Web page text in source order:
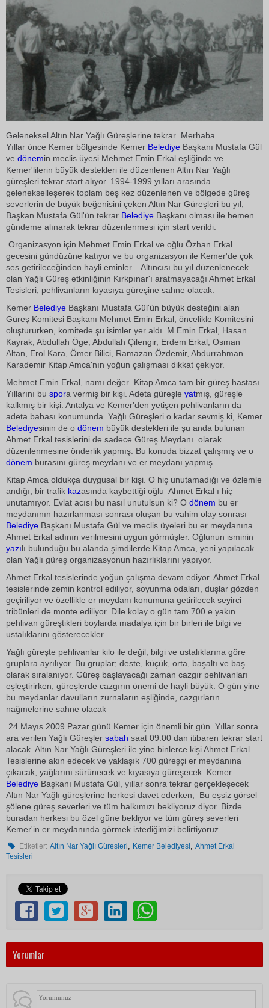
Geleneksel Altın Nar Yağlı Güreşlerine tekrar  Merhaba 
Yıllar önce Kemer bölgesinde Kemer Belediye Başkanı Mustafa Gül
ve dönemin meclis üyesi Mehmet Emin Erkal eşliğinde ve
Kemer'lilerin büyük destekleri ile düzenlenen Altın Nar Yağlı
güreşleri tekrar start alıyor. 1994-1999 yılları arasında
gelenekselleşerek toplam beş kez düzenlenen ve bölgede güreş
severlerin de büyük beğenisini çeken Altın Nar Güreşleri bu yıl,
Başkan Mustafa Gül'ün tekrar Belediye Başkanı olması ile hemen
gündeme alınarak tekrar düzenlenmesi için start verildi.
Organizasyon için Mehmet Emin Erkal ve oğlu Özhan Erkal
gecesini gündüzüne katıyor ve bu organizasyon ile Kemer'de çok
ses getirileceğinden hayli eminler... Altıncısı bu yıl düzenlenecek
olan Yağlı Güreş etkinliğinin Kırkpınar'ı aratmayacağı Ahmet Erkal
Tesisleri, pehlivanların kıyasıya güreşine sahne olacak.
Kemer Belediye Başkanı Mustafa Gül'ün büyük desteğini alan
Güreş Komitesi Başkanı Mehmet Emin Erkal, öncelikle Komitesini
oluştururken, komitede şu isimler yer aldı. M.Emin Erkal, Hasan
Kayrak, Abdullah Öge, Abdullah Çilengir, Erdem Erkal, Osman
Altan, Erol Kara, Ömer Bilici, Ramazan Özdemir, Abdurrahman
Karademir Kitap Amca'nın yoğun çalışması dikkat çekiyor.
Mehmet Emin Erkal, namı değer  Kitap Amca tam bir güreş hastası.
Yıllarını bu spora vermiş bir kişi. Adeta güreşle yatmış, güreşle
kalkmış bir kişi. Antalya ve Kemer'den yetişen pehlivanların da
adeta babası konumunda. Yağlı Güreşleri o kadar sevmiş ki, Kemer
Belediyesinin de o dönem büyük destekleri ile şu anda bulunan
Ahmet Erkal tesislerini de sadece Güreş Meydanı  olarak
düzenlenmesine önderlik yapmış. Bu konuda bizzat çalışmış ve o
dönem burasını güreş meydanı ve er meydanı yapmış.
Kitap Amca oldukça duygusal bir kişi. O hiç unutamadığı ve özlemle
andığı, bir trafik kazasında kaybettiği oğlu  Ahmet Erkal ı hiç
unutamıyor. Evlat acısı bu nasıl unutulsun ki? O dönem bu er
meydanının hazırlanması sonrası oluşan bu vahim olay sonrası
Belediye Başkanı Mustafa Gül ve meclis üyeleri bu er meydanına
Ahmet Erkal adının verilmesini uygun görmüşler. Oğlunun isminin
yazılı bulunduğu bu alanda şimdilerde Kitap Amca, yeni yapılacak
olan Yağlı güreş organizasyonun hazırlıklarını yapıyor.
Ahmet Erkal tesislerinde yoğun çalışma devam ediyor. Ahmet Erkal
tesislerinde zemin kontrol ediliyor, soyunma odaları, duşlar gözden
geçiriliyor ve özellikle er meydanı konumuna getirilecek seyirci
tribünleri de monte ediliyor. Dile kolay o gün tam 700 e yakın
pehlivan güreştikleri boylarda madalya için bir birleri ile bilgi ve
ustalıklarını gösterecekler.
Yağlı güreşte pehlivanlar kilo ile değil, bilgi ve ustalıklarına göre
gruplara ayrılıyor. Bu gruplar; deste, küçük, orta, başaltı ve baş
olarak sıralanıyor. Güreş başlayacağı zaman cazgır pehlivanları
eşleştirirken, güreşlerde cazgırın önemi de hayli büyük. O gün yine
bu meydanlar davulların zurnaların eşliğinde, cazgırların
nağmelerine sahne olacak
24 Mayıs 2009 Pazar günü Kemer için önemli bir gün. Yıllar sonra
ara verilen Yağlı Güreşler sabah saat 09.00 dan itibaren tekrar start
alacak. Altın Nar Yağlı Güreşleri ile yine binlerce kişi Ahmet Erkal
Tesislerine akın edecek ve yaklaşık 700 güreşçi er meydanına
çıkacak, yağlarını sürünecek ve kıyasıya güreşecek. Kemer
Belediye Başkanı Mustafa Gül, yıllar sonra tekrar gerçekleşecek
Altın Nar Yağlı güreşlerine herkesi davet ederken,  Bu eşsiz görsel
şölene güreş severleri ve tüm halkımızı bekliyoruz.diyor. Bizde
buradan herkesi bu özel güne bekliyor ve tüm güreş severleri
Kemer'in er meydanında görmek istediğimizi belirtiyoruz.
Etiketler: Altın Nar Yağlı Güreşleri, Kemer Belediyesi,Ahmet Erkal
Tesisleri
Yorumlar